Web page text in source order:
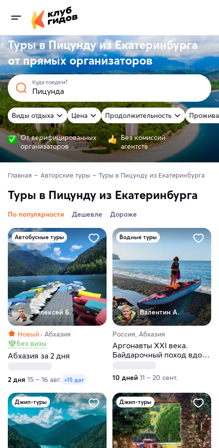
Туры в Пицунду из Екатеринбурга
от прямыхорганизаторов
Куда поедем?
Виды отдыха Цена Продолжительность
От верифицированных
организаторов
Без комиссий
агентств
Главная Авторские туры Туры в Пицунду из Екатеринбурга
Туры в Пицунду из Екатеринбурга
По популярности Дешевле Дороже
Автобусные туры
Алексей Б.
Новый
Абхазия
Без визы
Абхазия за 2 дня
2 дня 15 – 16 авг. +15 дат
Водные туры
Валентин А.
Россия, Абхазия
Аргонавты XXI века.
Байдарочный поход вдоль
10 дней 11 – 20 сент.
Джип-туры Джип-туры